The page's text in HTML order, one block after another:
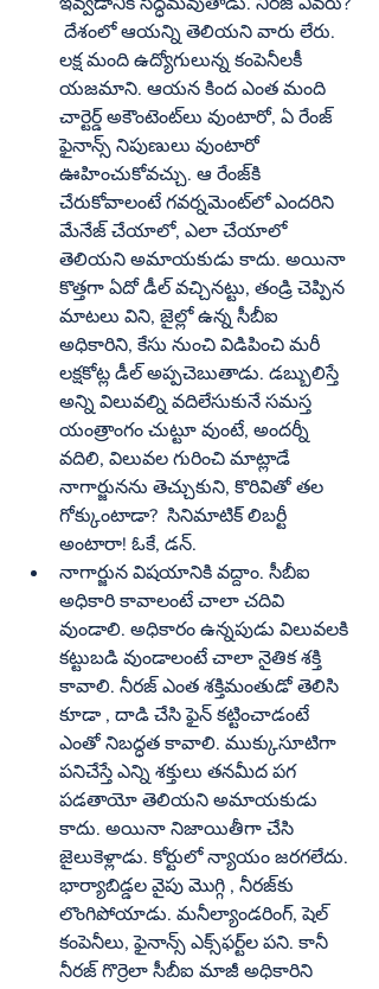
దేశంలో ఆయన్ని తెలియని వారు లేరు.
లక్ష మంది ఉద్యోగులున్న కంపెనీలకీ
యజమాని. ఆయన కింద ఎంత మంది
చార్టెర్డ్‌ అకౌంటెంట్‌లు వుంటారో, ఏ రేంజ్‌
ఫైనాన్స్‌ నిపుణులు వుంటారో
ఊహించుకోవచ్చు. ఆ రేంజ్‌కి
చేరుకోవాలంటే గవర్నమెంట్‌లో ఎందరిని
మేనేజ్‌ చేయాలో, ఎలా చేయాలో
తెలియని అమాయకుడు కాదు. అయినా
కొత్తగా ఏదో డీల్‌ వచ్చినట్టు, తండ్రి చెప్పిన
మాటలు విని, జైల్లో ఉన్న సీబీఐ
అధికారిని, కేసు నుంచి విడిపించి మరీ
లక్షకోట్ల డీల్‌ అప్పచెబుతాడు. డబ్బులిస్తే
అన్ని విలువల్ని వదిలేసుకునే సమస్త
యంత్రాంగం చుట్టూ వుంటే, అందర్నీ
వదిలి, విలువల గురించి మాట్లాడే
నాగార్జునను తెచ్చుకుని, కొరివితో తల
గోక్కుంటాడా?  సినిమాటిక్‌ లిబర్టీ
అంటారా! ఓకే, డన్‌.
నాగార్జున విషయానికి వద్దాం. సీబీఐ
అధికారి కావాలంటే చాలా చదివి
వుండాలి. అధికారం ఉన్నపుడు విలువలకి
కట్టుబడి వుండాలంటే చాలా నైతిక శక్తి
కావాలి. నీరజ్‌ ఎంత శక్తిమంతుడో తెలిసి
కూడా , దాడి చేసి ఫైన్‌ కట్టించాడంటే
ఎంతో నిబద్ధత కావాలి. ముక్కుసూటిగా
పనిచేస్తే ఎన్ని శక్తులు తనమీద పగ
పడతాయో తెలియని అమాయకుడు
కాదు. అయినా నిజాయితీగా చేసి
జైలుకెళ్లాడు. కోర్టులో న్యాయం జరగలేదు.
భార్యాబిడ్డల వైపు మొగ్గి , నీరజ్‌కు
లొంగిపోయాడు. మనీల్యాండరింగ్‌, షెల్‌
కంపెనీలు, ఫైనాన్స్‌ ఎక్స్‌ఫర్ట్‌ల పని. కానీ
నీరజ్‌ గొర్రెలా సీబీఐ మాజీ అధికారిని